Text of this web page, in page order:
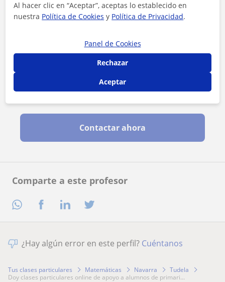
Comparte a este profesor
Contactar ahora
¿Hay algún error en este perfil? Cuéntanos
Tus clases particulares Matemáticas Navarra
Tudela
doy clases particulares online de apoyo a alumnos de primari...
Al hacer clic en “Aceptar”, aceptas lo establecido en
nuestra Política de Cookies y Política de Privacidad.
Panel de Cookies
Rechazar
Aceptar